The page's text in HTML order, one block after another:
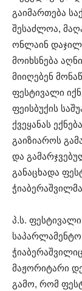
გაიმართება
შესაძლოა,
ონლაინ
მოიხსნება
მიიღებენ
ფესტივალი
ფეისბუქის
ქვეყანას
გაიზიაროს
და
განაცხადა
პ.ს.
მაჟორიტარი
გამო, რომ